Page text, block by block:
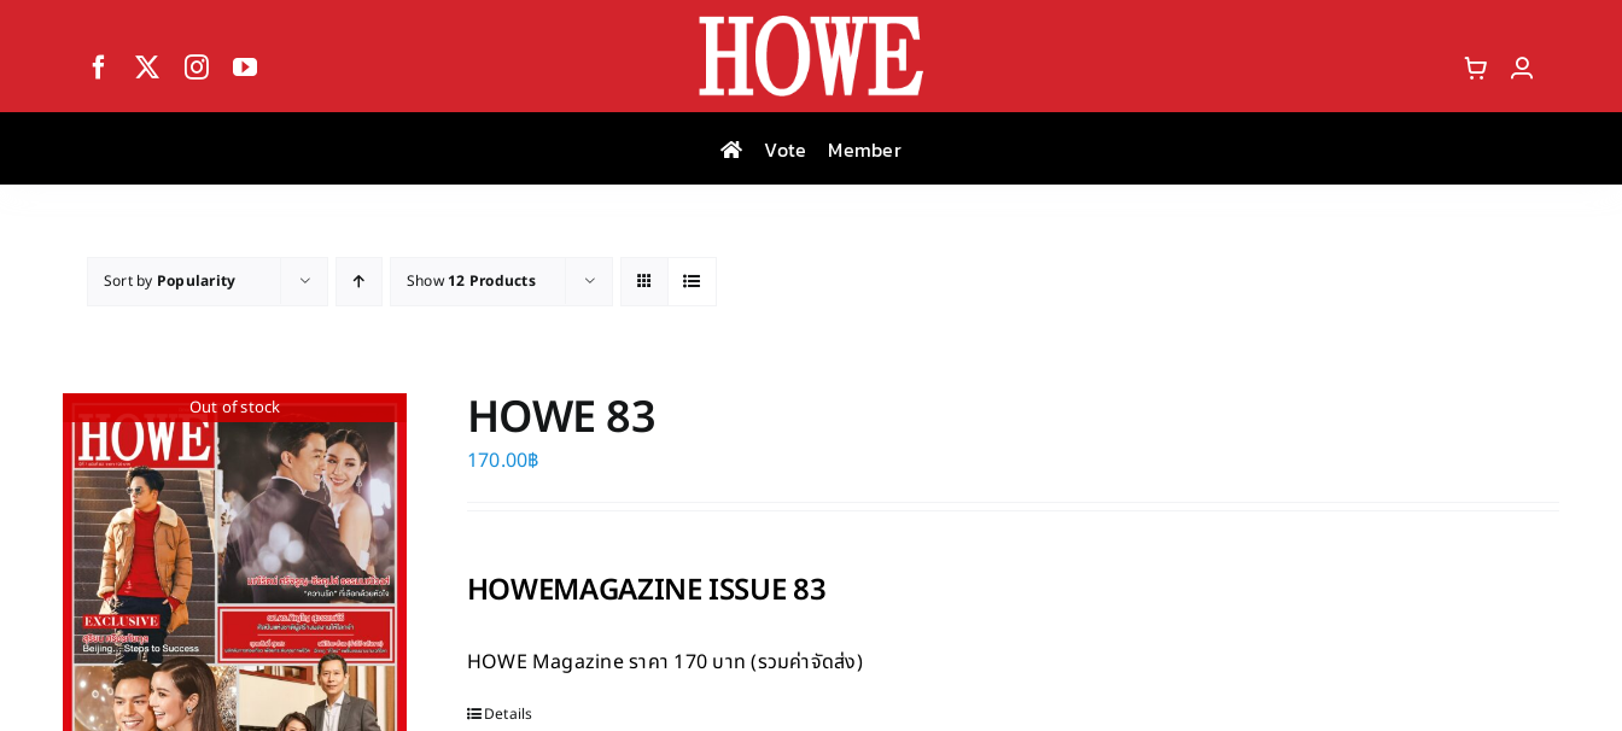
Vote Member
Sort by Popularity Show12 Products
Out of stock HOWE 83
170.00฿
HOWEMAGAZINE ISSUE 83
HOWE Magazineราคา 170 บาท (รวมค่าจัดส่ง)
Details